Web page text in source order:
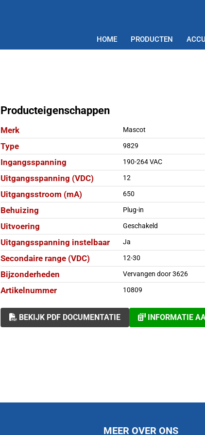
HOME PRODUCTEN
Producteigenschappen
Merk Mascot
Type 9829
Ingangsspanning 190-264 VAC
Uitgangsspanning (VDC) 12
Uitgangsstroom (mA) 650
Behuizing Plug-in
Uitvoering Geschakeld
Uitgangsspanning instelbaar Ja
Secondaire range (VDC) 12-30
Bijzonderheden Vervangen door 3626
Artikelnummer 10809
BEKIJK PDF DOCUMENTATIE INFORMATIE
MEER OVER ONS